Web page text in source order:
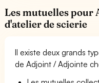
Les mutuelles pour
d'atelier de scierie
Il existe deux grands
de Adjoint / Adjointe